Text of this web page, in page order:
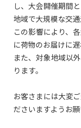
し、大会開催期間
地域で大規模な交
この影響により、
に荷物のお届けに
また、対象地域以
ります。
お客さまには大変
ださいますようお願